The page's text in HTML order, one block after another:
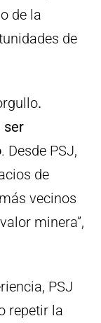
de la
de
.
ser
. Desde PSJ,
de
vecinos
minera”,
PSJ
repetir la